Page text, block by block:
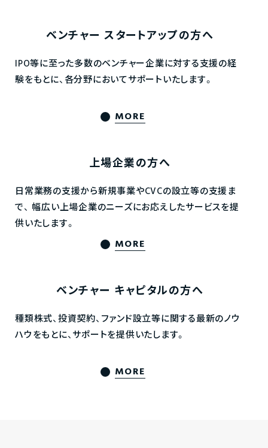
ベンチャー スタートアップの方へ
IPO等に至った多数のベンチャー企業に対する支援の経
験をもとに、各分野においてサポートいたします。
MORE
上場企業の方へ
日常業務の支援から新規事業やCVCの設立等の支援ま
で、 幅広い上場企業のニーズにお応えしたサービスを提
供いたします。
MORE
ベンチャー キャピタルの方へ
種類株式、投資契約、ファンド設立等に関する最新のノウ
ハウをもとに、サポートを提供いたします。
MORE